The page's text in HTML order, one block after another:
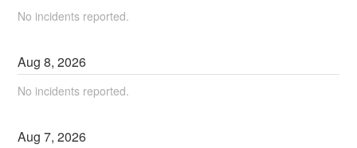
No incidents reported.
Aug8,2026
No incidents reported.
Aug7,2026